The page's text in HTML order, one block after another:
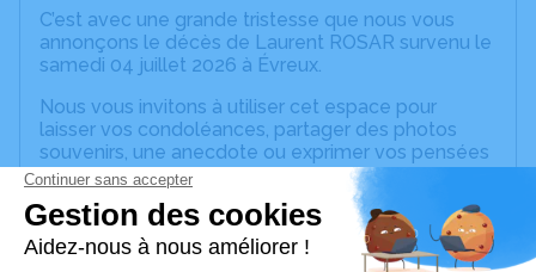
C’est avec une grande tristesse que nous vous
annonçons le décès de Laurent ROSAR survenu le
samedi 04 juillet 2026 à Évreux.
Nous vous invitons à utiliser cet espace pour
laisser vos condoléances, partager des photos
souvenirs, une anecdote ou exprimer vos pensées
à travers des poèmes ou des textes. Cet endroit
est un lieu d'expression dédié à honorer la
mémoire de Laurent ROSAR.